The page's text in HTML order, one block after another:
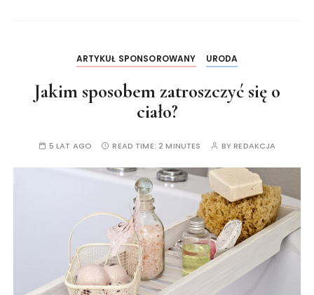
ARTYKUŁ SPONSOROWANY URODA
Jakim sposobem zatroszczyć się o
ciało?
5 LAT AGO READ TIME:2 MINUTES BYREDAKCJA